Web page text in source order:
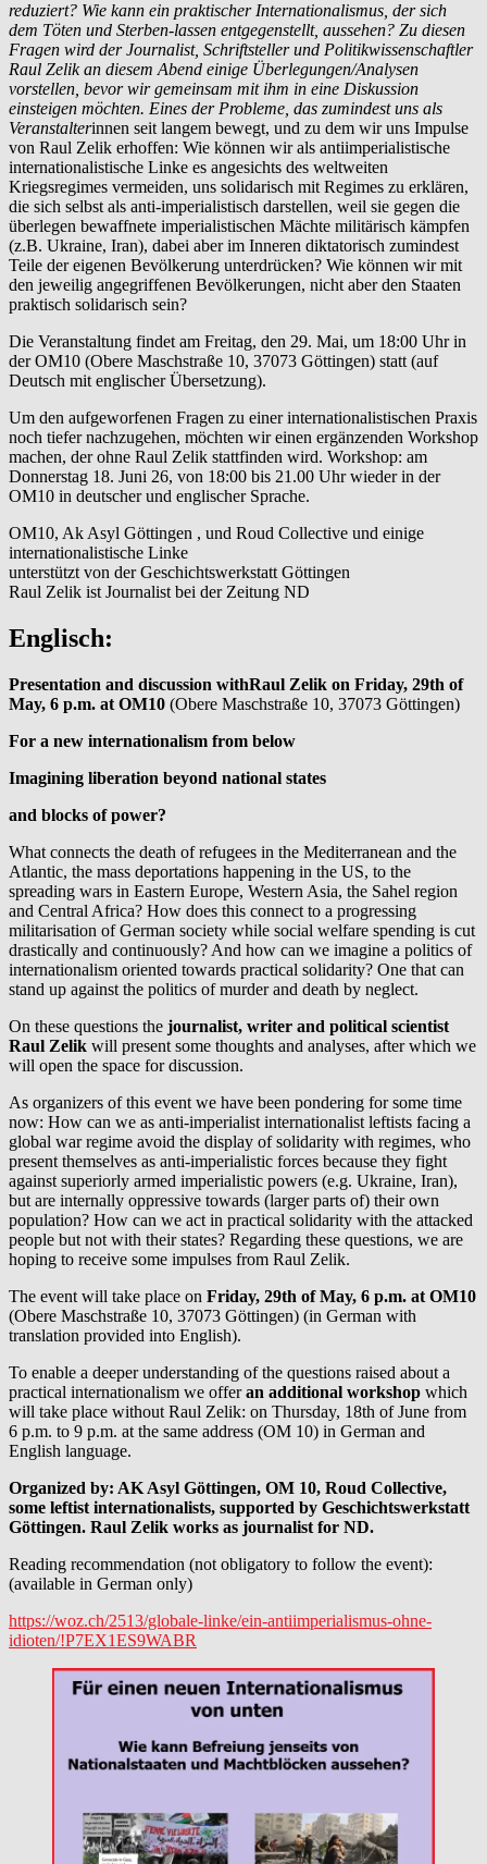
reduziert? Wie kann ein praktischer Internationalismus, der sich
dem Töten und Sterben-lassen entgegenstellt, aussehen? Zu diesen
Fragen wird der Journalist, Schriftsteller und Politikwissenschaftler
Raul Zelik an diesem Abend einige Überlegungen/Analysen
vorstellen, bevor wir gemeinsam mit ihm in eine Diskussion
einsteigen möchten. Eines der Probleme, das zumindest uns als
Veranstalterinnen seit langem bewegt, und zu dem wir uns Impulse
von Raul Zelik erhoffen: Wie können wir als antiimperialistische
internationalistische Linke es angesichts des weltweiten
Kriegsregimes vermeiden, uns solidarisch mit Regimes zu erklären,
die sich selbst als anti-imperialistisch darstellen, weil sie gegen die
überlegen bewaffnete imperialistischen Mächte militärisch kämpfen
(z.B. Ukraine, Iran), dabei aber im Inneren diktatorisch zumindest
Teile der eigenen Bevölkerung unterdrücken? Wie können wir mit
den jeweilig angegriffenen Bevölkerungen, nicht aber den Staaten
praktisch solidarisch sein?
Die Veranstaltung findet am Freitag, den 29. Mai, um 18:00 Uhr in
der OM10 (Obere Maschstraße 10, 37073 Göttingen) statt (auf
Deutsch mit englischer Übersetzung).
Um den aufgeworfenen Fragen zu einer internationalistischen Praxis
noch tiefer nachzugehen, möchten wir einen ergänzenden Workshop
machen, der ohne Raul Zelik stattfinden wird. Workshop: am
Donnerstag 18. Juni 26, von 18:00 bis 21.00 Uhr wieder in der
OM10 in deutscher und englischer Sprache.
OM10, Ak Asyl Göttingen , und Roud Collective und einige
internationalistische Linke
unterstützt von der Geschichtswerkstatt Göttingen
Raul Zelik ist Journalist bei der Zeitung ND⁩⁩
Englisch:
Presentation and discussion withRaul Zelik on Friday, 29th of
May, 6 p.m. at OM10 (Obere Maschstraße 10, 37073 Göttingen)
For a new internationalism from below
Imagining liberation beyond national states
and blocks of power?
What connects the death of refugees in the Mediterranean and the
Atlantic, the mass deportations happening in the US, to the
spreading wars in Eastern Europe, Western Asia, the Sahel region
and Central Africa? How does this connect to a progressing
militarisation of German society while social welfare spending is cut
drastically and continuously? And how can we imagine a politics of
internationalism oriented towards practical solidarity? One that can
stand up against the politics of murder and death by neglect.
On these questions the journalist, writer and political scientist
Raul Zelik will present some thoughts and analyses, after which we
will open the space for discussion.
As organizers of this event we have been pondering for some time
now: How can we as anti-imperialist internationalist leftists facing a
global war regime avoid the display of solidarity with regimes, who
present themselves as anti-imperialistic forces because they fight
against superiorly armed imperialistic powers (e.g. Ukraine, Iran),
but are internally oppressive towards (larger parts of) their own
population? How can we act in practical solidarity with the attacked
people but not with their states? Regarding these questions, we are
hoping to receive some impulses from Raul Zelik.
The event will take place on Friday, 29th of May, 6 p.m. at OM10
(Obere Maschstraße 10, 37073 Göttingen) (in German with
translation provided into English).
To enable a deeper understanding of the questions raised about a
practical internationalism we offeran additional workshop which
will take place without Raul Zelik: on Thursday, 18th of June from
6 p.m. to 9 p.m. at the same address (OM 10) in German and
English language.
Organized by: AK Asyl Göttingen, OM 10, Roud Collective,
some leftist internationalists, supported by Geschichtswerkstatt
Göttingen. Raul Zelik works as journalist for ND.
Reading recommendation (not obligatory to follow the event):
(available in German only)
https://woz.ch/2513/globale-linke/ein-antiimperialismus-ohne-
idioten/!P7EX1ES9WABR